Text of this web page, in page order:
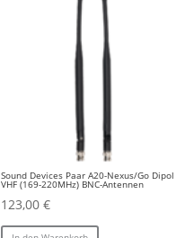
Sound Devices Paar A20-Nexus/Go Dipol
VHF (169-220MHz) BNC-Antennen
123,00 €